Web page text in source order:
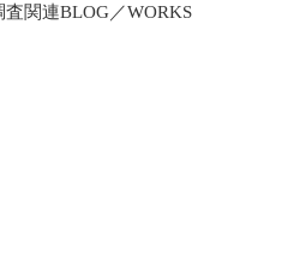
関連BLOG／WORKS